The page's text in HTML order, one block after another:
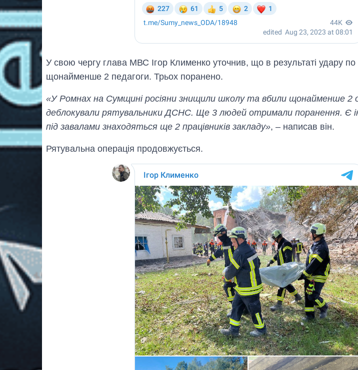
У свою чергу глава МВС Ігор Клименко уточнив, що в результаті удару по
щонайменше 2 педагоги. Трьох поранено.
«У Ромнах на Сумщині росіяни знищили школу та вбили щонайменше 2
деблокували рятувальники ДСНС. Ще 3 людей отримали поранення. Є
під завалами знаходяться ще 2 працівників закладу», – написав він.
Рятувальна операція продовжується.